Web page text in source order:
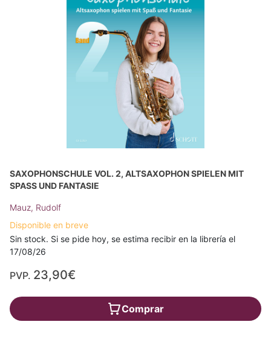
SAXOPHONSCHULE VOL. 2, ALTSAXOPHON SPIELEN MIT
SPASS UND FANTASIE
Mauz, Rudolf
Disponible en breve
Sin stock. Si se pide hoy, se estima recibir en la librería el
17/08/26
PVP. 23,90€
Comprar